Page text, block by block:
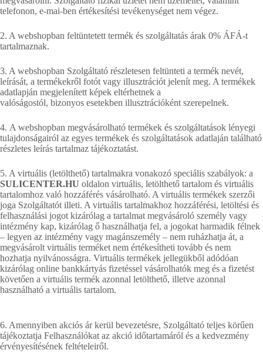
telefonon, e-mai-ben értékesítési tevékenységet nem végez.
2. A webshopban feltüntetett termék és szolgáltatás árak 0% ÁFÁ-t
tartalmaznak.
3. A webshopban Szolgáltató részletesen feltünteti a termék nevét,
leírását, a termékekről fotót vagy illusztrációt jelenít meg. A termékek
adatlapján megjelenített képek eltérhetnek a
valóságostól, bizonyos esetekben illusztrációként szerepelnek.
4. A webshopban megvásárolható termékek és szolgáltatások lényegi
tulajdonságairól az egyes termékek és szolgáltatások adatlaján található
részletes leírás tartalmaz tájékoztatást.
5. A virtuális (letölthető) tartalmakra vonakozó speciális szabályok: a
SULICENTER.HU oldalon virtuális, letölthető tartalom és virtuális
tartalomhoz való hozzáférés vásárolható. A virtuális termékek szerzői
joga Szolgáltatót illeti. A virtuális tartalmakhoz hozzáférési, letöltési és
felhasználási jogot kizárólag a tartalmat megvásároló személy vagy
intézmény kap, kizárólag ő használhatja fel, a jogokat harmadik félnek
– legyen az intézmény vagy magánszemély – nem ruházhatja át, a
megvásárolt virtuális terméket nem értékesítheti tovább és nem
hozhatja nyilvánosságra. Virtuális termékek jellegükből adódóan
kizárólag online bankkártyás fizetéssel vásárolhatók meg és a fizetést
követően a virtuális termék azonnal letölthető, illetve azonnal
használható a virtuális tartalom.
6. Amennyiben akciós ár kerül bevezetésre, Szolgáltató teljes körűen
tájékoztatja Felhasználókat az akció időtartamáról és a kedvezmény
érvényesítésének feltételeiről.